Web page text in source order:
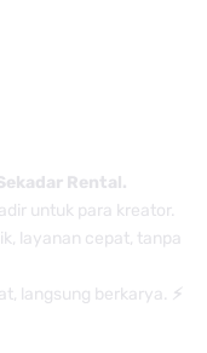
Rental.
untuk para kreator.
layanan cepat, tanpa
langsung berkarya. ⚡